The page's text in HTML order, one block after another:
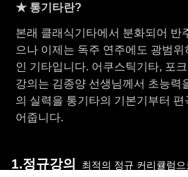
★ 통기타란?
본래 클래식기타에서 분화되어 반
으나 이제는 독주 연주에도 광범
인 기타입니다. 어쿠스틱기타, 포
강의는 김종양 선생님께서 초능력
의 실력을 통기타의 기본기부터
어줍니다.
1.정규강의 최적의 정규 커리큘럼